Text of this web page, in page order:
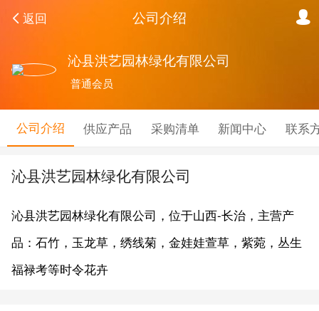
返回 公司介绍
沁县洪艺园林绿化有限公司
普通会员
公司介绍 供应产品 采购清单 新闻中心 联系
沁县洪艺园林绿化有限公司
沁县洪艺园林绿化有限公司，位于山西-长治，主营产
品：石竹，玉龙草，绣线菊，金娃娃萱草，紫菀，丛生
福禄考等时令花卉